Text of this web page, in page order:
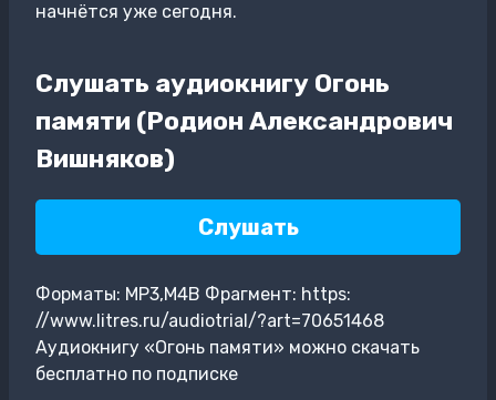
начнётся уже сегодня.
Слушать аудиокнигу Огонь
памяти (Родион Александрович
Вишняков)
Слушать
Форматы: MP3,M4B Фрагмент: https:
//www.litres.ru/audiotrial/?art=70651468
Аудиокнигу «Огонь памяти» можно скачать
бесплатно по подписке